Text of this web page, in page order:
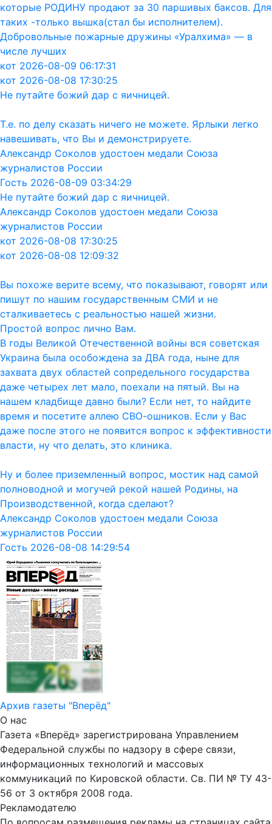
которые РОДИНУ продают за 30 паршивых баксов. Для
таких -только вышка(стал бы исполнителем).
Добровольные пожарные дружины «Уралхима» — в
числе лучших
кот 2026-08-09 06:17:31
кот 2026-08-08 17:30:25
Не путайте божий дар с яичницей.
Т.е. по делу сказать ничего не можете. Ярлыки легко
навешивать, что Вы и демонстрируете.
Александр Соколов удостоен медали Союза
журналистов России
Гость 2026-08-09 03:34:29
Не путайте божий дар с яичницей.
Александр Соколов удостоен медали Союза
журналистов России
кот 2026-08-08 17:30:25
кот 2026-08-08 12:09:32
Вы похоже верите всему, что показывают, говорят или
пишут по нашим государственным СМИ и не
сталкиваетесь с реальностью нашей жизни.
Простой вопрос лично Вам.
В годы Великой Отечественной войны вся советская
Украина была особождена за ДВА года, ныне для
захвата двух областей сопредельного государства
даже четырех лет мало, поехали на пятый. Вы на
нашем кладбище давно были? Если нет, то найдите
время и посетите аллею СВО-ошников. Если у Вас
даже после этого не появится вопрос к эффективности
власти, ну что делать, это клиника.
Ну и более приземленный вопрос, мостик над самой
полноводной и могучей рекой нашей Родины, на
Производственной, когда сделают?
Александр Соколов удостоен медали Союза
журналистов России
Гость 2026-08-08 14:29:54
Архив газеты "Вперёд"
О нас
Газета «Вперёд» зарегистрирована Управлением
Федеральной службы по надзору в сфере связи,
информационных технологий и массовых
коммуникаций по Кировской области. Св. ПИ № ТУ 43-
56 от 3 октября 2008 года.
Рекламодателю